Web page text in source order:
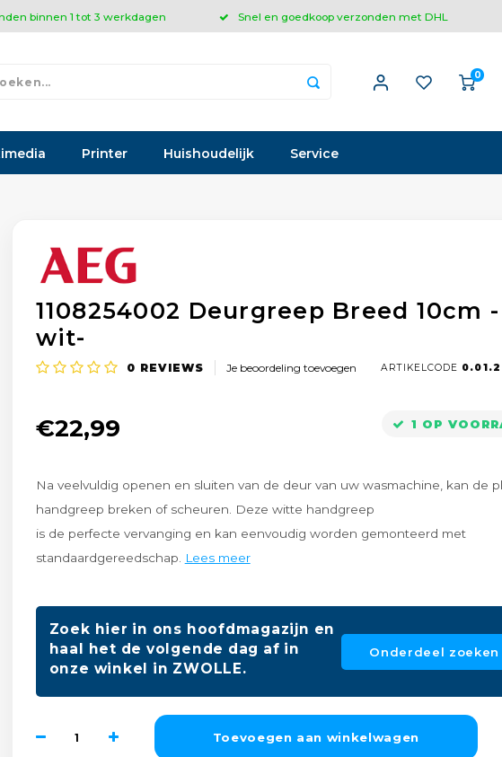
binnen 1 tot 3 werkdagen Snel en goedkoop verzonden met DHL
0
Printer Huishoudelijk Service
1108254002 Deurgreep Breed 10cm -
wit-
0 REVIEWS Je beoordeling toevoegen ARTIKELCODE
€22,99 1 OP
Na veelvuldig openen en sluiten van de deur van uw wasmachine, kan de
handgreep breken of scheuren. Deze witte handgreep
is de perfecte vervanging en kan eenvoudig worden gemonteerd met
standaardgereedschap.
Lees meer
Zoek hier in ons hoofdmagazijn en
haal het de volgende dag af in
onze winkel in ZWOLLE.
Onderdeel zoeken
Toevoegen aan winkelwagen